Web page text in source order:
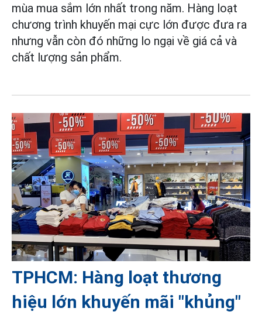
mùa mua sắm lớn nhất trong năm. Hàng loạt
chương trình khuyến mại cực lớn được đưa ra
nhưng vẫn còn đó những lo ngại về giá cả và
chất lượng sản phẩm.
TPHCM: Hàng loạt thương
hiệu lớn khuyến mãi "khủng"